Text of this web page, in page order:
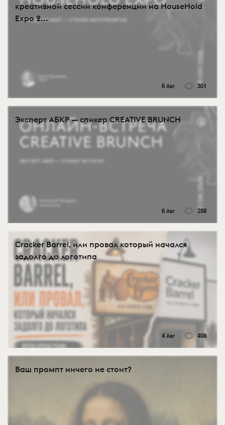
креативной сессии конференции на HouseHold
Expo 2...
6 Авг 301
Эксперт АБКР — спикер CREATIVE BRUNCH
6 Авг 288
Cracker Barrel, или провал который начался
задолго до логотипа
4 Авг 408
Ваш промпт ничего не стоит?